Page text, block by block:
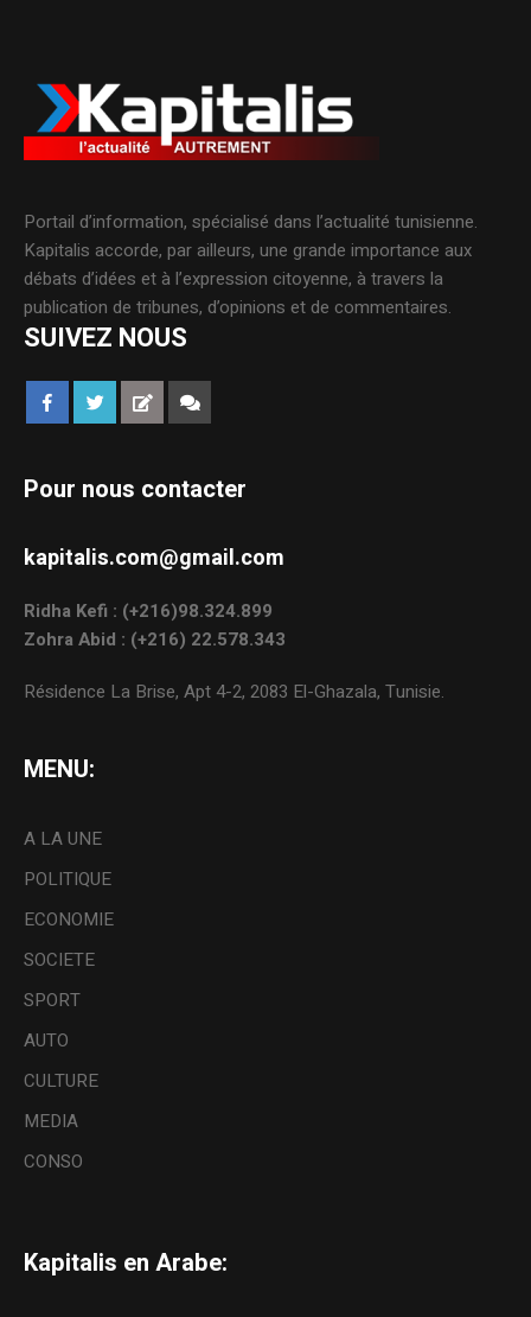
Portail d’information, spécialisé dans l’actualité tunisienne.
Kapitalis accorde, par ailleurs, une grande importance aux
débats d’idées et à l’expression citoyenne, à travers la
publication de tribunes, d’opinions et de commentaires.
SUIVEZ NOUS
Pour nous contacter
kapitalis.com@gmail.com
Ridha Kefi : (+216)98.324.899
Zohra Abid : (+216) 22.578.343
Résidence La Brise, Apt 4-2, 2083 El-Ghazala, Tunisie.
MENU:
A LA UNE
POLITIQUE
ECONOMIE
SOCIETE
SPORT
AUTO
CULTURE
MEDIA
CONSO
Kapitalis en Arabe: